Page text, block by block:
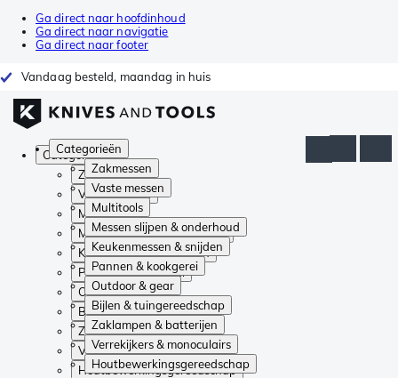
Ga direct naar hoofdinhoud
Ga direct naar navigatie
Ga direct naar footer
Vandaag besteld, maandag in huis
Categorieën
Zakmessen
Vaste messen
Multitools
Messen slijpen & onderhoud
Keukenmessen & snijden
Pannen & kookgerei
Outdoor & gear
Bijlen & tuingereedschap
Zaklampen & batterijen
Verrekijkers & monoculairs
Houtbewerkingsgereedschap
Categorieën
Zakmessen
Vaste messen
Multitools
Messen slijpen & onderhoud
Keukenmessen & snijden
Pannen & kookgerei
Outdoor & gear
Bijlen & tuingereedschap
Zaklampen & batterijen
Verrekijkers & monoculairs
Houtbewerkingsgereedschap